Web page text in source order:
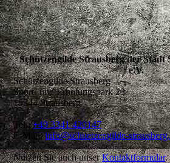
Schützengilde Strausberg der Stadt
e.V.
Schützengilde Strausberg
Sport- und Erholungspark 23
15344 Strausberg
Tel.:+49 3341 420147
E-Mail:info@schuetzengilde-
Nutzen Sie auch unserKontaktformular.